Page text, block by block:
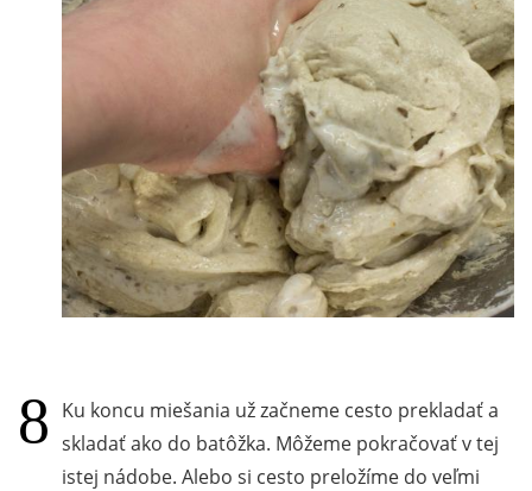
Ku koncu miešania už začneme cesto prekladať a
skladať ako do batôžka. Môžeme pokračovať v tej
istej nádobe. Alebo si cesto preložíme do veľmi